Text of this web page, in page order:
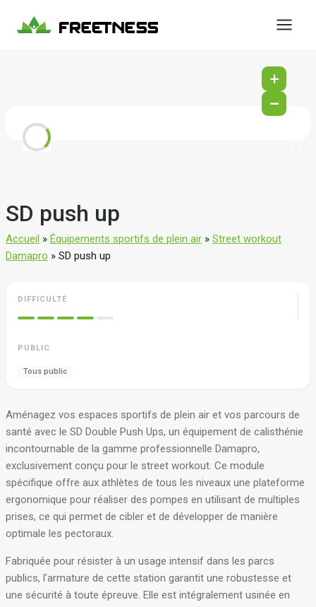
+
−
SD push up
Accueil » Équipements sportifs de plein air » Street workout
Damapro » SD push up
DIFFICULTÉ
PUBLIC
Tous public
Aménagez vos espaces sportifs de plein air et vos parcours de
santé avec le SD Double Push Ups, un équipement de calisthénie
incontournable de la gamme professionnelle Damapro,
exclusivement conçu pour le street workout. Ce module
spécifique offre aux athlètes de tous les niveaux une plateforme
ergonomique pour réaliser des pompes en utilisant de multiples
prises, ce qui permet de cibler et de développer de manière
optimale les pectoraux.
Fabriquée pour résister à un usage intensif dans les parcs
publics, l’armature de cette station garantit une robustesse et
une sécurité à toute épreuve. Elle est intégralement usinée en